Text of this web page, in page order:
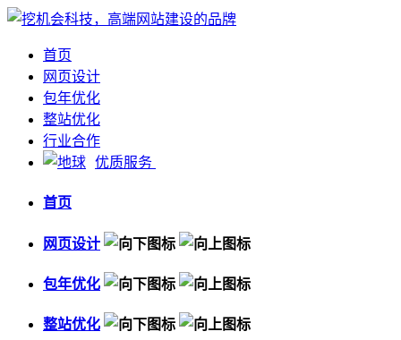
首页
网页设计
包年优化
整站优化
行业合作
优质服务
首页
网页设计
包年优化
整站优化